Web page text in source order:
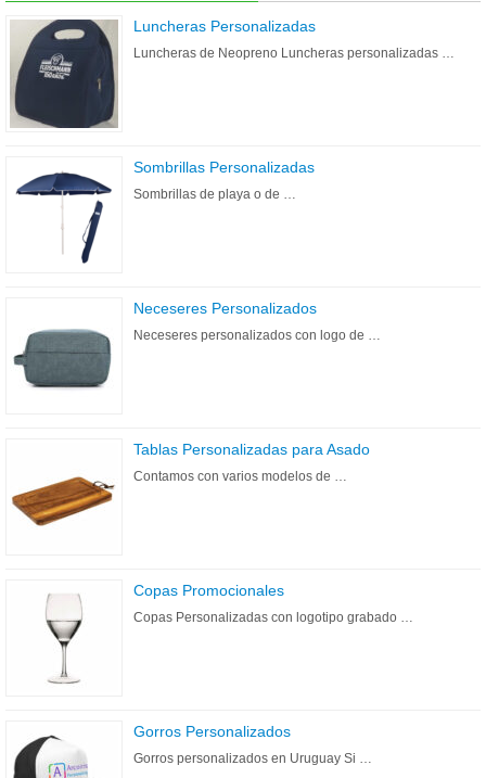
Luncheras Personalizadas
Luncheras de Neopreno Luncheras personalizadas …
Sombrillas Personalizadas
Sombrillas de playa o de …
Neceseres Personalizados
Neceseres personalizados con logo de …
Tablas Personalizadas para Asado
Contamos con varios modelos de …
Copas Promocionales
Copas Personalizadas con logotipo grabado …
Gorros Personalizados
Gorros personalizados en Uruguay Si …